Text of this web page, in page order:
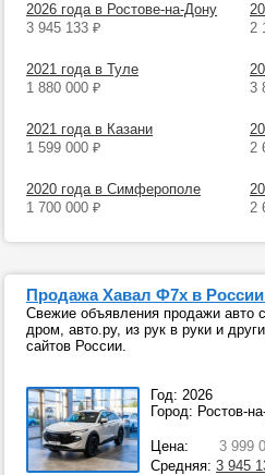
2026 года в Ростове-на-Дону
3 945 133 ₽
2
2021 года в Туле
1 880 000 ₽
3
2021 года в Казани
1 599 000 ₽
2
2020 года в Симферополе
1 700 000 ₽
2
Продажа Хавал Ф7х в России
Свежие объявления продажи авто
дром, авто.ру, из рук в руки и
сайтов России.
Год: 2026
Город: Ростов-
Цена: 3 999
Средняя: 3 945